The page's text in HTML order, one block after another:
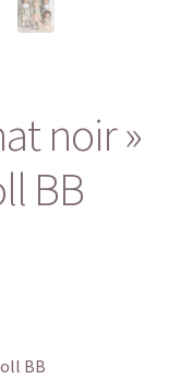
noir »
BB
BB